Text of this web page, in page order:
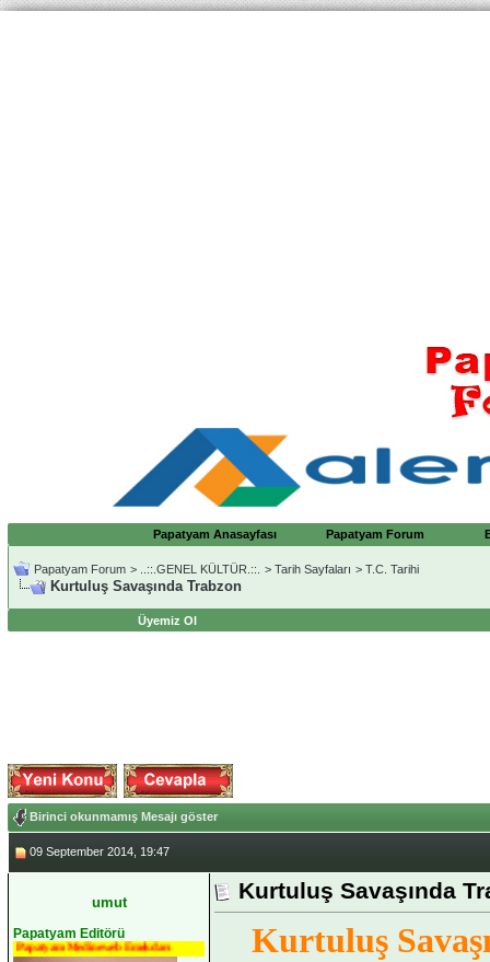
Papatyam Anasayfası Papatyam Forum
Papatyam Forum > ..::.GENEL KÜLTÜR.::. > Tarih Sayfaları > T.C. Tarihi
Kurtuluş Savaşında Trabzon
Üyemiz Ol
Birinci okunmamış Mesajı göster
09 September 2014, 19:47
umut
Papatyam Editörü
Papatyam Medineweb Emekdarı
Kurtuluş Savaşında
Kurtuluş